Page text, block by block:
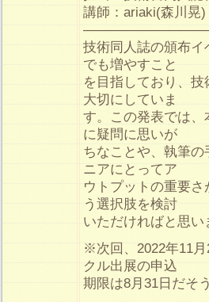
講師：ariaki(森川晃)
技術同人誌の頒布
でも増やすこと
を目指しており、
大切にしていま
す。この発表では
に疑問に思いが
ちなことや、執筆
ニアにとってア
ウトプットの重要
う選択肢を検討
いただければと思い
※次回、2022年11
クル出展の申込
期限は8月31日だそ